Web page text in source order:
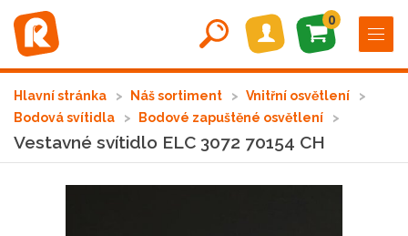
0
Hlavní stránka Náš sortiment
Vnitřní osvětlení
Bodová svítidla
Bodové zapuštěné osvětlení
Vestavné svítidlo ELC 3072 70154 CH